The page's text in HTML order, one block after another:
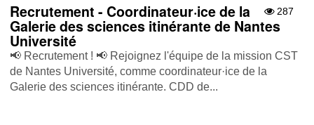
287
Recrutement - Coordinateur·ice de la
Galerie des sciences itinérante de Nantes
Université
📢 Recrutement ! 📢 Rejoignez l'équipe de la mission CST
de Nantes Université, comme coordinateur·ice de la
Galerie des sciences itinérante. CDD de...